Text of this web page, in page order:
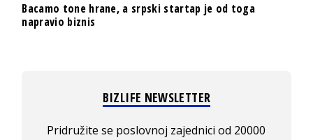
Bacamo tone hrane, a srpski startap je od toga
napravio biznis
BIZLIFE NEWSLETTER
Pridružite se poslovnoj zajednici od 20000